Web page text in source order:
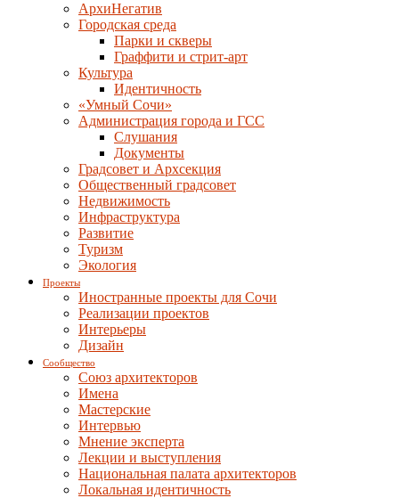
АрхиНегатив
Городская среда
Парки и скверы
Граффити и стрит-арт
Культура
Идентичность
«Умный Сочи»
Администрация города и ГСС
Слушания
Документы
Градсовет и Архсекция
Общественный градсовет
Недвижимость
Инфраструктура
Развитие
Туризм
Экология
Проекты
Иностранные проекты для Сочи
Реализации проектов
Интерьеры
Дизайн
Сообщество
Союз архитекторов
Имена
Мастерские
Интервью
Мнение эксперта
Лекции и выступления
Национальная палата архитекторов
Локальная идентичность